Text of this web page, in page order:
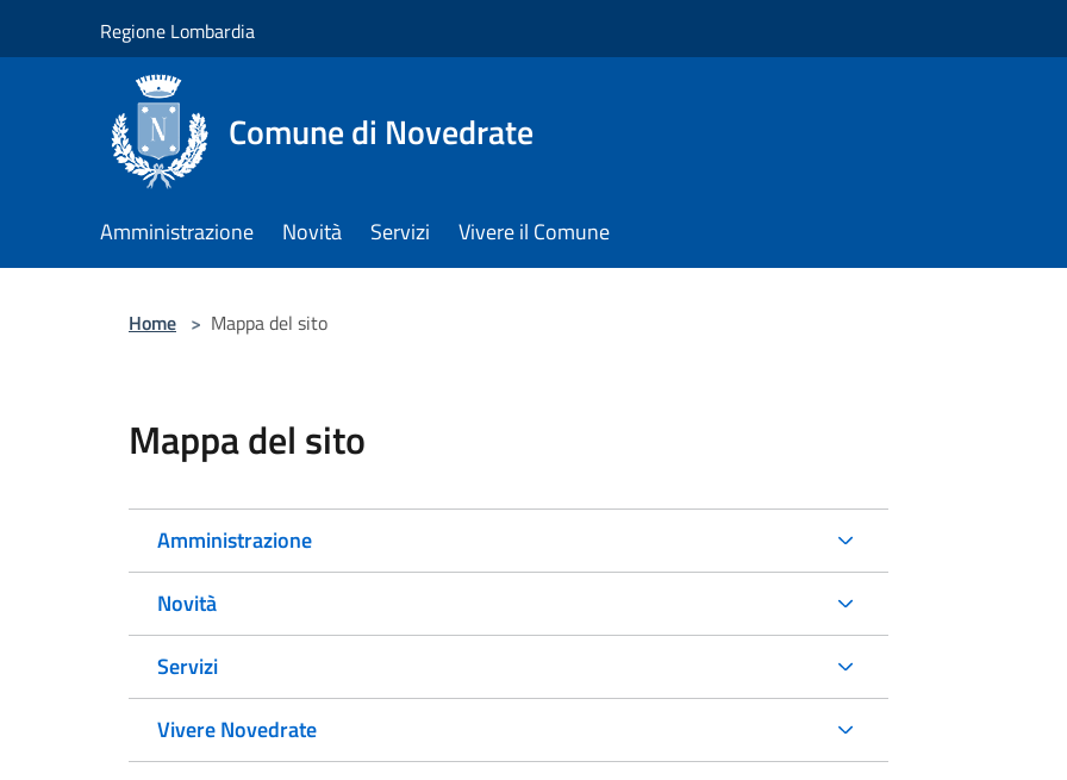
Regione Lombardia
Comune di Novedrate
Amministrazione Novità Servizi Vivere il Comune
Home > Mappa del sito
Mappa del sito
Amministrazione
Novità
Servizi
Vivere Novedrate